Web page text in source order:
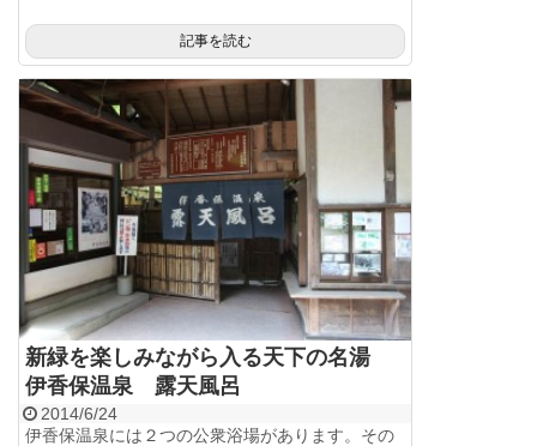
記事を読む
新緑を楽しみながら入る天下の名湯
伊香保温泉 露天風呂
2014/6/24
伊香保温泉には２つの公衆浴場があります。その